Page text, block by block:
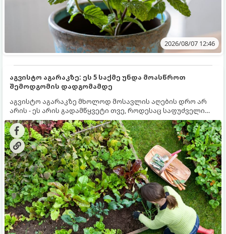
2026/08/07 12:46
აგვისტო აგარაკზე: ეს 5 საქმე უნდა მოასწროთ
შემოდგომის დადგომამდე
აგვისტო აგარაკზე მხოლოდ მოსავლის აღების დრო არ
არის - ეს არის გადამწყვეტი თვე, როდესაც საფუძველი
ეყრება მომავალი წლის მოსავალს და ბაღი მზადდება
შემოდგომა-ზამთრის სეზონისთვის. იმისათვის, რომ
ნიადაგმა ენერგია აღიდგინოს, ხოლო მცენარეებმა
ზამთარს გაუძლონ, აგვისტოს ბოლომდე 5
მნიშვნელოვანი საქმის გაკეთება უნდა მოასწროთ: